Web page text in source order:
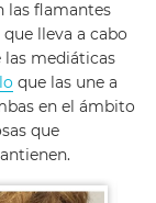
las flamantes
lleva a cabo
las mediáticas
que las une a
en el ámbito
que